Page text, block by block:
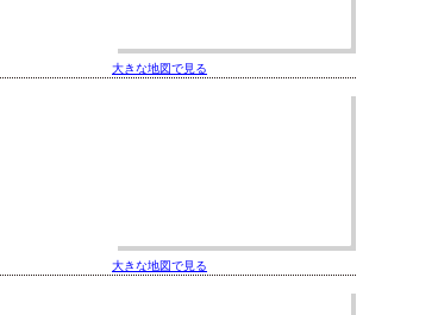
大きな地図で見る
大きな地図で見る